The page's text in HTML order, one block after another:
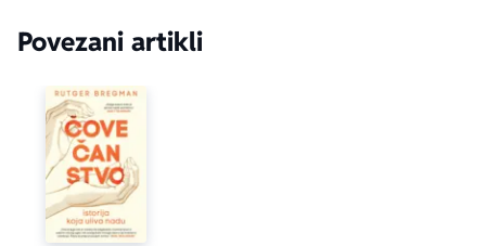
Povezani artikli